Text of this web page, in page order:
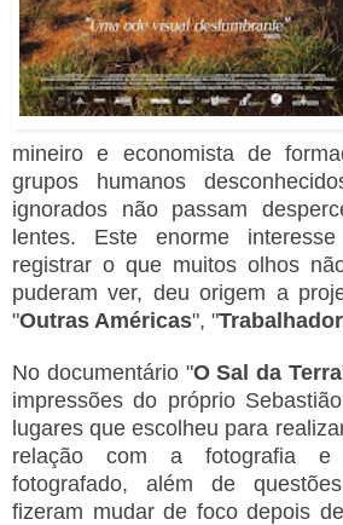
mineiro e economista de
grupos humanos
ignorados não passam
lentes. Este enorme
registrar o que muitos olhos
puderam ver, deu origem a
"Outras Américas", "
No documentário "O Sal da Terra
impressões do próprio
lugares que escolheu para
relação com a fotografia
fotografado, além de
fizeram mudar de foco depois